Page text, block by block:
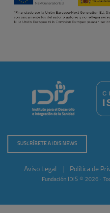
SUSCRÍBETE A IDIS NEWS
Aviso Legal Política de
Fundación IDIS © 2026 ·